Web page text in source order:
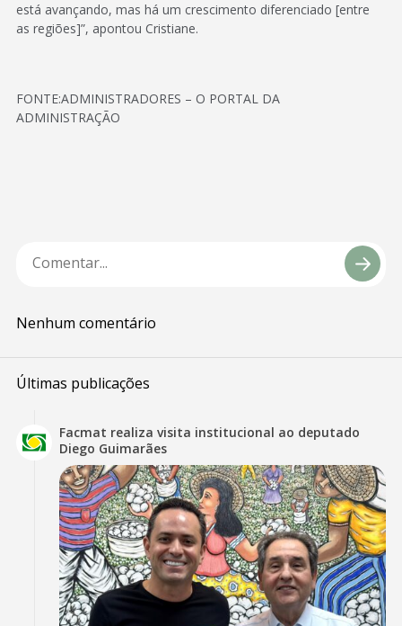
está avançando, mas há um crescimento diferenciado [entre
as regiões]”, apontou Cristiane.
FONTE:ADMINISTRADORES – O PORTAL DA
ADMINISTRAÇÃO
Nenhum comentário
Últimas publicações
Facmat realiza visita institucional ao deputado
Diego Guimarães